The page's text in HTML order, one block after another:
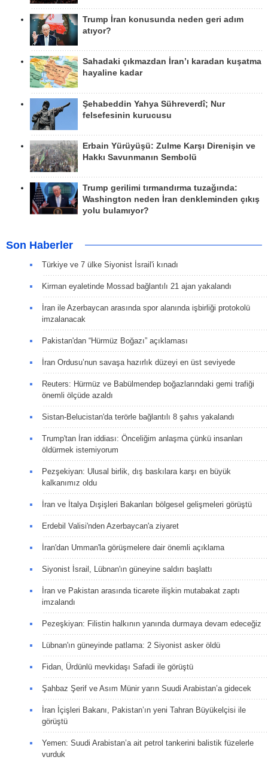
Trump İran konusunda neden geri adım
atıyor?
Sahadaki çıkmazdan İran’ı karadan kuşatma
hayaline kadar
Şehabeddin Yahya Sühreverdî; Nur
felsefesinin kurucusu
Erbain Yürüyüşü: Zulme Karşı Direnişin ve
Hakkı Savunmanın Sembolü
Trump gerilimi tırmandırma tuzağında:
Washington neden İran denkleminden çıkış
yolu bulamıyor?
Son Haberler
Türkiye ve 7 ülke Siyonist İsrail'i kınadı
Kirman eyaletinde Mossad bağlantılı 21 ajan yakalandı
İran ile Azerbaycan arasında spor alanında işbirliği protokolü
imzalanacak
Pakistan'dan “Hürmüz Boğazı” açıklaması
İran Ordusu’nun savaşa hazırlık düzeyi en üst seviyede
Reuters: Hürmüz ve Babülmendep boğazlarındaki gemi trafiği
önemli ölçüde azaldı
Sistan-Belucistan'da terörle bağlantılı 8 şahıs yakalandı
Trump'tan İran iddiası: Önceliğim anlaşma çünkü insanları
öldürmek istemiyorum
Pezşekiyan: Ulusal birlik, dış baskılara karşı en büyük
kalkanımız oldu
İran ve İtalya Dışişleri Bakanları bölgesel gelişmeleri görüştü
Erdebil Valisi'nden Azerbaycan'a ziyaret
İran'dan Umman'la görüşmelere dair önemli açıklama
Siyonist İsrail, Lübnan'ın güneyine saldırı başlattı
İran ve Pakistan arasında ticarete ilişkin mutabakat zaptı
imzalandı
Pezeşkiyan: Filistin halkının yanında durmaya devam edeceğiz
Lübnan'ın güneyinde patlama: 2 Siyonist asker öldü
Fidan, Ürdünlü mevkidaşı Safadi ile görüştü
Şahbaz Şerif ve Asım Münir yarın Suudi Arabistan’a gidecek
İran İçişleri Bakanı, Pakistan’ın yeni Tahran Büyükelçisi ile
görüştü
Yemen: Suudi Arabistan’a ait petrol tankerini balistik füzelerle
vurduk